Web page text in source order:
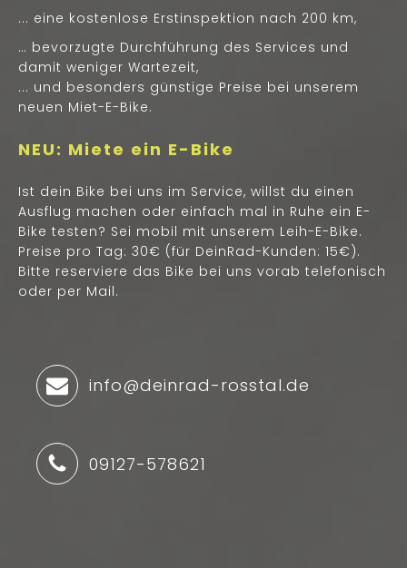
... eine kostenlose Erstinspektion nach 200 km,
… bevorzugte Durchführung des Services und
damit weniger Wartezeit,
... und besonders günstige Preise bei unserem
neuen Miet-E-Bike.
NEU: Miete ein E-Bike
Ist dein Bike bei uns im Service, willst du einen
Ausflug machen oder einfach mal in Ruhe ein E-
Bike testen? Sei mobil mit unserem Leih-E-Bike.
Preise pro Tag: 30€ (für DeinRad-Kunden: 15€).
Bitte reserviere das Bike bei uns vorab telefonisch
oder per Mail.
info@deinrad-rosstal.de
09127-578621